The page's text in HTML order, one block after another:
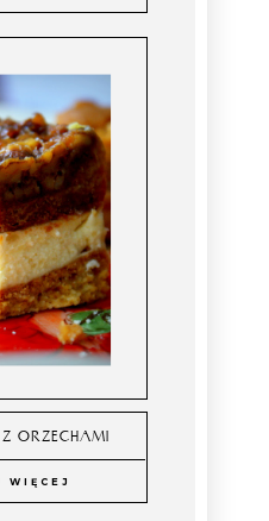
ORZECHAMI
WIĘCEJ